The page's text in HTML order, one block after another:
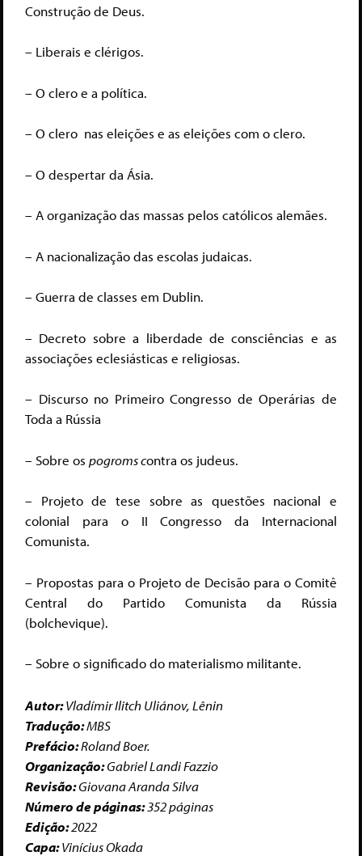
Construção de Deus.
– Liberais e clérigos.
– O clero e a política.
– O clero nas eleições e as eleições com o clero.
– O despertar da Ásia.
– A organização das massas pelos católicos alemães.
– A nacionalização das escolas judaicas.
– Guerra de classes em Dublin.
– Decreto sobre a liberdade de consciências e as
associações eclesiásticas e religiosas.
– Discurso no Primeiro Congresso de Operárias de
Toda a Rússia
– Sobre os pogroms contra os judeus.
– Projeto de tese sobre as questões nacional e
colonial para o II Congresso da Internacional
Comunista.
– Propostas para o Projeto de Decisão para o Comitê
Central do Partido Comunista da Rússia
(bolchevique).
– Sobre o significado do materialismo militante.
Autor:Vladímir Ilitch Uliánov, Lênin
Tradução:MBS
Prefácio:Roland Boer.
Organização:Gabriel Landi Fazzio
Revisão:Giovana Aranda Silva
Número de páginas:352 páginas
Edição:2022
Capa:Vinícius Okada